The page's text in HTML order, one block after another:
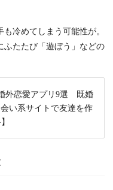
冷めてしまう可能性が。
ふたたび「遊ぼう」などの
外恋愛アプリ9選 既婚
い系サイトで友達を作